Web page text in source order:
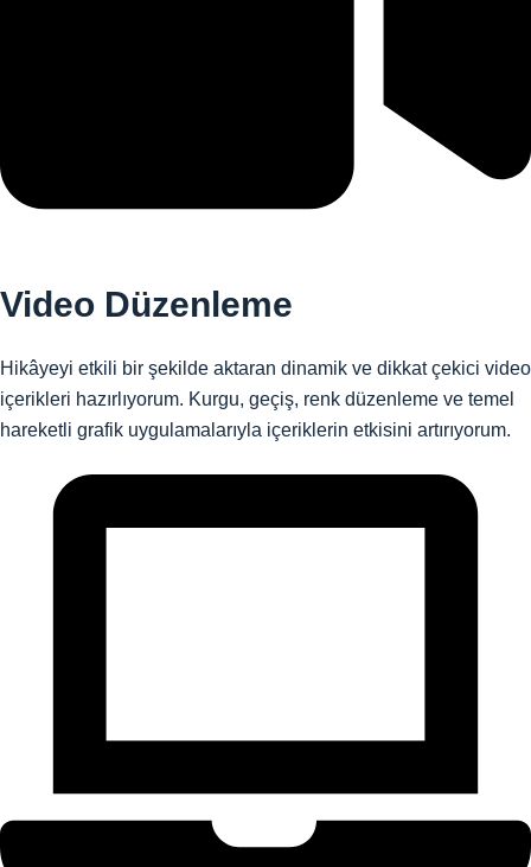
Video Düzenleme
Hikâyeyi etkili bir şekilde aktaran dinamik ve dikkat çekici video
içerikleri hazırlıyorum. Kurgu, geçiş, renk düzenleme ve temel
hareketli grafik uygulamalarıyla içeriklerin etkisini artırıyorum.